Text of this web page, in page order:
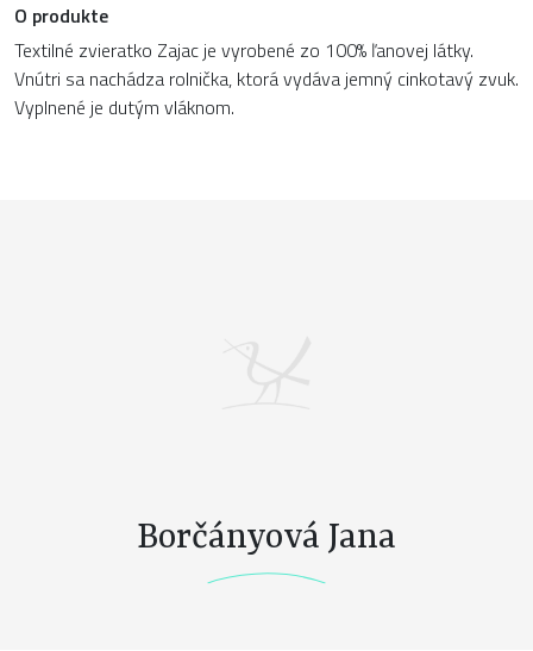
O produkte
Textilné zvieratko Zajac je vyrobené zo 100% ľanovej látky.
Vnútri sa nachádza rolnička, ktorá vydáva jemný cinkotavý zvuk.
Vyplnené je dutým vláknom.
Borčányová Jana